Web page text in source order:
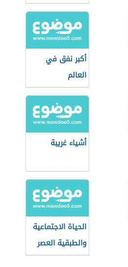
أكبر نفق في
العالم
أشياء غريبة
الحياة الاجتماعية
والطبقية العصر
الحديث